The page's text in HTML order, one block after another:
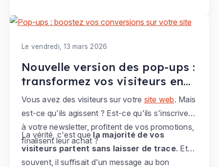
moins 50 %. Pourtant, sans outil adapté,
opaque, chronophage, voire décourageant.
qu'un tableau de bord pensé pour vous.
Le vendredi, 13 mars 2026
Nouvelle version des pop-ups :
transformez vos visiteurs en
clients et abonnés
Vous avez des visiteurs sur votre site web. Mais
est-ce qu'ils agissent ? Est-ce qu'ils s'inscrivent
à votre newsletter, profitent de vos promotions,
finalisent leur achat ?
La vérité, c'est quela majorité de vos
visiteurs partent sans laisser de trace. Et
souvent, il suffisait d'un message au bon